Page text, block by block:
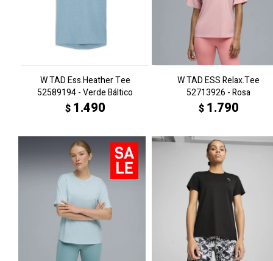
W TAD Ess.Heather Tee
52589194 - Verde Báltico
$ 1.490
W TAD ESS Relax.Tee
52713926 - Rosa
$ 1.790